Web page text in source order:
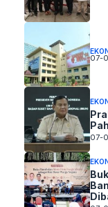
07-
07-